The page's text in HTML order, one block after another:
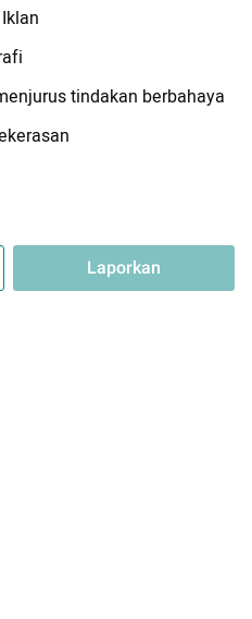
tindakan berbahaya
Laporkan